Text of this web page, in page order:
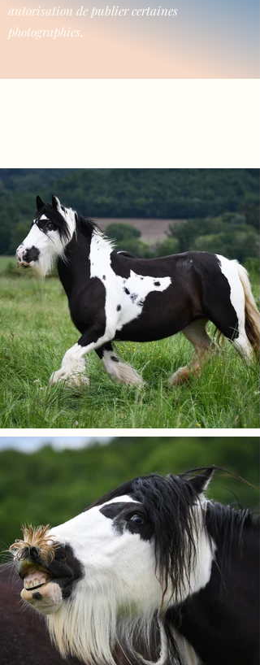
autorisation de publier certaines
photographies.